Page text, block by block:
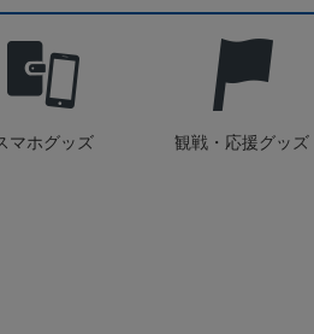
マホグッズ 観戦・応援グッズ